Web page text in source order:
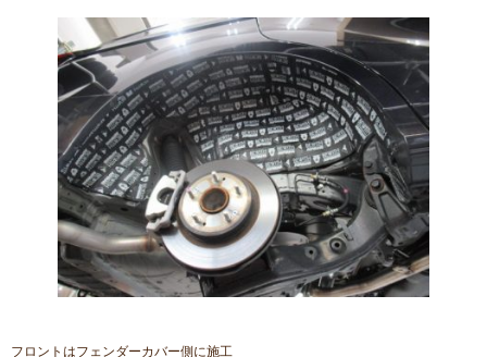
フロントはフェンダーカバー側に施工